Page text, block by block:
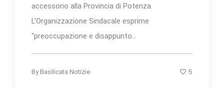
accessorio alla Provincia di Potenza.
L'Organizzazione Sindacale esprime
"preoccupazione e disappunto...
By Basilicata Notizie 5